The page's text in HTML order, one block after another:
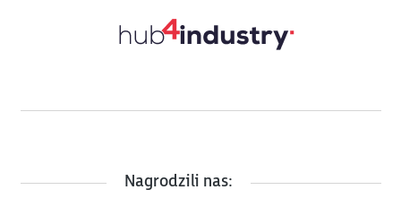
Nagrodzili nas: